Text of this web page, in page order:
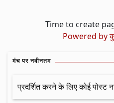
Time to create
Powered by
मंच पर नवीनतम
प्रदर्शित करने के लिए कोई पोस्ट